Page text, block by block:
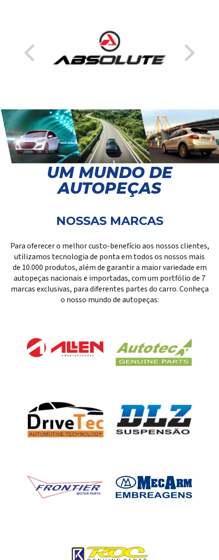
UM MUNDO DE
AUTOPEÇAS
NOSSAS MARCAS
Para oferecer o melhor custo-benefício aos nossos clientes,
utilizamos tecnologia de ponta em todos os nossos mais
de 10.000 produtos, além de garantir a maior variedade em
autopeças nacionais e importadas, com um portfólio de 7
marcas exclusivas, para diferentes partes do carro. Conheça
o nosso mundo de autopeças: